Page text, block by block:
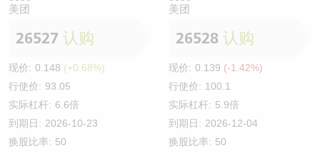
美团
26527 认购
现价: 0.148 (+0.68%)
行使价: 93.05
实际杠杆: 6.6倍
到期日: 2026-10-23
换股比率: 50
美团
26528 认购
现价: 0.139 (-1.42%)
行使价: 100.1
实际杠杆: 5.9倍
到期日: 2026-12-04
换股比率: 50